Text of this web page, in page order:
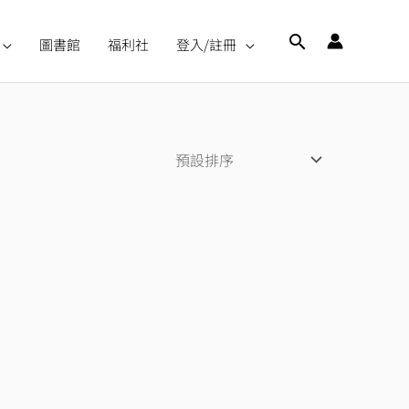
圖書館 福利社 登入/註冊
搜
尋